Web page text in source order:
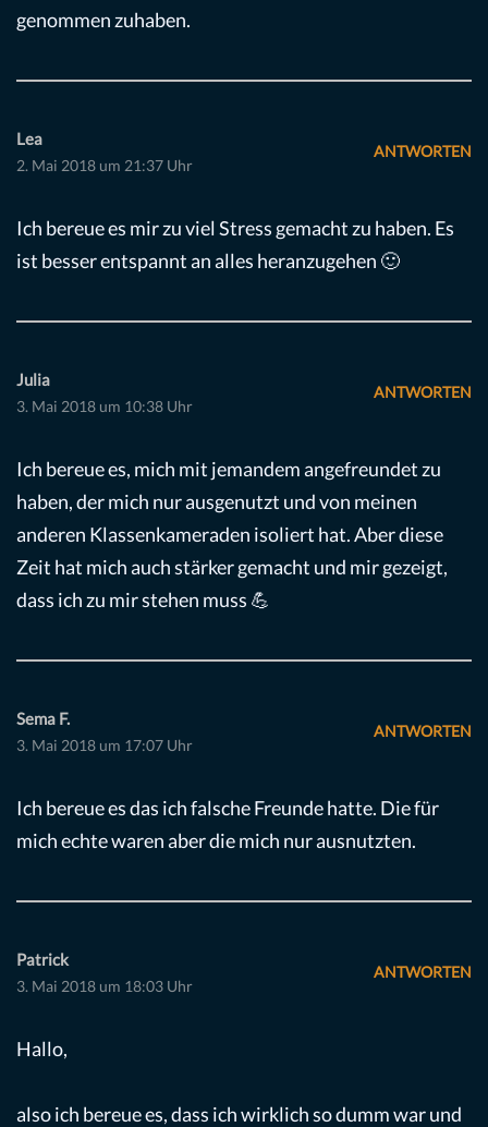
genommen zuhaben.
Lea
2. Mai 2018 um 21:37 Uhr
ANTWORTEN
Ich bereue es mir zu viel Stress gemacht zu haben. Es
ist besser entspannt an alles heranzugehen 🙂
Julia
3. Mai 2018 um 10:38 Uhr
ANTWORTEN
Ich bereue es, mich mit jemandem angefreundet zu
haben, der mich nur ausgenutzt und von meinen
anderen Klassenkameraden isoliert hat. Aber diese
Zeit hat mich auch stärker gemacht und mir gezeigt,
dass ich zu mir stehen muss 💪
Sema F.
3. Mai 2018 um 17:07 Uhr
ANTWORTEN
Ich bereue es das ich falsche Freunde hatte. Die für
mich echte waren aber die mich nur ausnutzten.
Patrick
3. Mai 2018 um 18:03 Uhr
ANTWORTEN
Hallo,
also ich bereue es, dass ich wirklich so dumm war und